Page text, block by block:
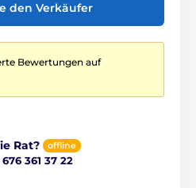
den Verkäufer
Bewertungen auf
Rat? offline
361 37 22